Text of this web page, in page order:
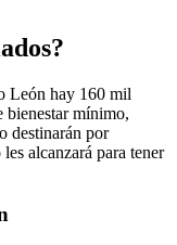
León hay 160 mil
bienestar mínimo,
destinarán por
alcanzará para tener